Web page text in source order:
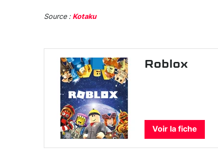
Source : Kotaku
Roblox
Voir la fiche